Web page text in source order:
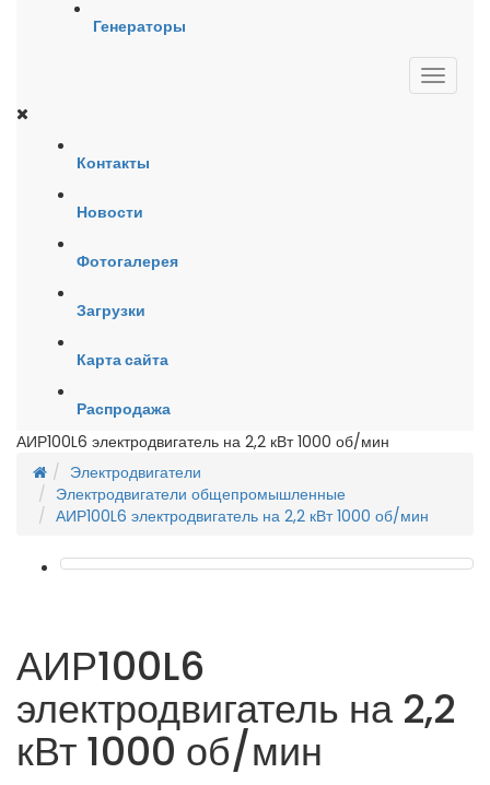
Генераторы
Контакты
Новости
Фотогалерея
Загрузки
Карта сайта
Распродажа
АИР100L6 электродвигатель на 2,2 кВт 1000 об/мин
Электродвигатели
Электродвигатели общепромышленные
АИР100L6 электродвигатель на 2,2 кВт 1000 об/мин
АИР100L6
электродвигатель на 2,2
кВт 1000 об/мин